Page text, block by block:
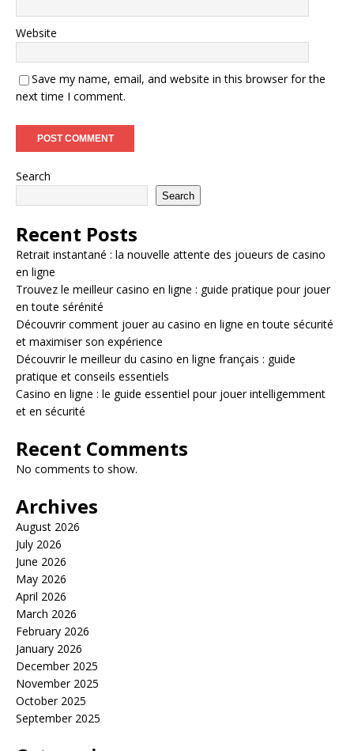
Website
Save my name, email, and website in this browser for the
next time I comment.
Search
Search
Recent Posts
Retrait instantané : la nouvelle attente des joueurs de casino
en ligne
Trouvez le meilleur casino en ligne : guide pratique pour jouer
en toute sérénité
Découvrir comment jouer au casino en ligne en toute sécurité
et maximiser son expérience
Découvrir le meilleur du casino en ligne français : guide
pratique et conseils essentiels
Casino en ligne : le guide essentiel pour jouer intelligemment
et en sécurité
Recent Comments
No comments to show.
Archives
August 2026
July 2026
June 2026
May 2026
April 2026
March 2026
February 2026
January 2026
December 2025
November 2025
October 2025
September 2025